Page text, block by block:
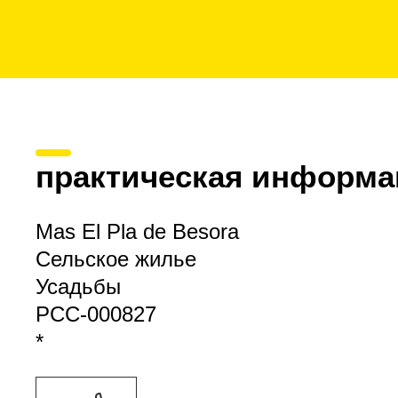
практическая
Mas El Pla de Besora
Сельское жилье
Усадьбы
PCC-000827
*